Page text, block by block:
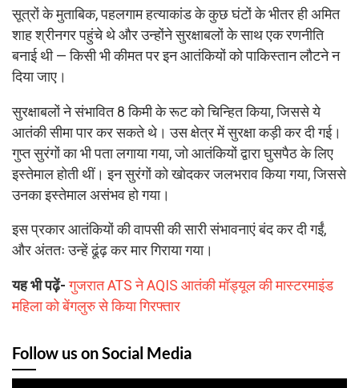
सूत्रों के मुताबिक, पहलगाम हत्याकांड के कुछ घंटों के भीतर ही अमित
शाह श्रीनगर पहुंचे थे और उन्होंने सुरक्षाबलों के साथ एक रणनीति
बनाई थी — किसी भी कीमत पर इन आतंकियों को पाकिस्तान लौटने न
दिया जाए।
सुरक्षाबलों ने संभावित 8 किमी के रूट को चिन्हित किया, जिससे ये
आतंकी सीमा पार कर सकते थे। उस क्षेत्र में सुरक्षा कड़ी कर दी गई।
गुप्त सुरंगों का भी पता लगाया गया, जो आतंकियों द्वारा घुसपैठ के लिए
इस्तेमाल होती थीं। इन सुरंगों को खोदकर जलभराव किया गया, जिससे
उनका इस्तेमाल असंभव हो गया।
इस प्रकार आतंकियों की वापसी की सारी संभावनाएं बंद कर दी गईं,
और अंततः उन्हें ढूंढ़ कर मार गिराया गया।
यह भी पढ़ें- गुजरात ATS ने AQIS आतंकी मॉड्यूल की मास्टरमाइंड
महिला को बेंगलुरु से किया गिरफ्तार
Follow us on Social Media